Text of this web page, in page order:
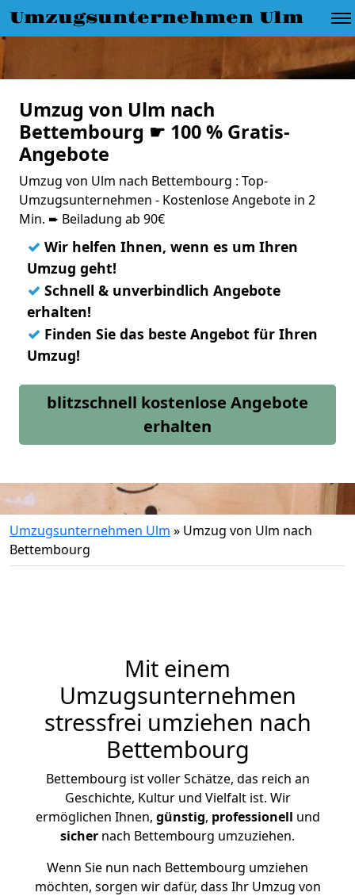
Umzugsunternehmen Ulm
Umzug von Ulm nach
Bettembourg ☛ 100 % Gratis-
Angebote
Umzug von Ulm nach Bettembourg : Top-
Umzugsunternehmen - Kostenlose Angebote in 2
Min. ➨ Beiladung ab 90€
✓ Wir helfen Ihnen, wenn es um Ihren
Umzug geht!
✓ Schnell & unverbindlich Angebote
erhalten!
✓ Finden Sie das beste Angebot für Ihren
Umzug!
blitzschnell kostenlose Angebote
erhalten
Umzugsunternehmen Ulm » Umzug von Ulm nach
Bettembourg
Mit einem
Umzugsunternehmen
stressfrei umziehen nach
Bettembourg
Bettembourg ist voller Schätze, das reich an
Geschichte, Kultur und Vielfalt ist. Wir
ermöglichen Ihnen, günstig, professionell und
sicher nach Bettembourg umzuziehen.
Wenn Sie nun nach Bettembourg umziehen
möchten, sorgen wir dafür, dass Ihr Umzug von